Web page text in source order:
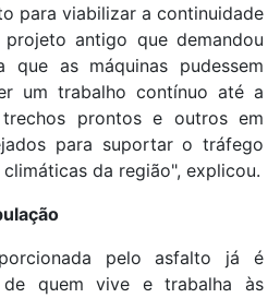
para viabilizar a continuidade
antigo que demandou
que as máquinas pudessem
um trabalho contínuo até a
prontos e outros em
para suportar o tráfego
da região", explicou.
pelo asfalto já é
quem vive e trabalha às